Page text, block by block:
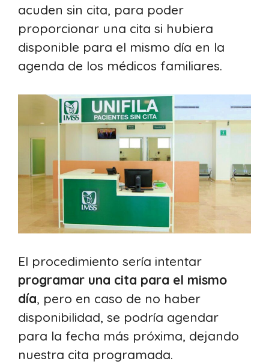
acuden sin cita, para poder
proporcionar una cita si hubiera
disponible para el mismo día en la
agenda de los médicos familiares.
El procedimiento sería intentar
programar una cita para el mismo
día, pero en caso de no haber
disponibilidad, se podría agendar
para la fecha más próxima, dejando
nuestra cita programada.